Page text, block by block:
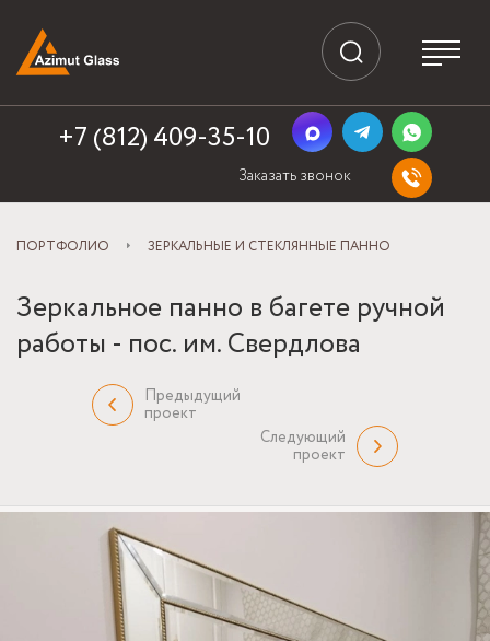
+7 (812) 409-35-10
Заказать звонок
ПОРТФОЛИО ЗЕРКАЛЬНЫЕ И СТЕКЛЯННЫЕ ПАННО
Зеркальное панно в багете ручной
работы - пос. им. Свердлова
Предыдущий
проект
Следующий
проект